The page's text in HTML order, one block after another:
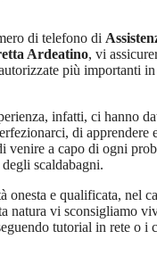
di telefono di
Ardeatino, vi
più importanti in
infatti, ci hanno
di apprendere
venire a capo di ogni
scaldabagni.
onesta e qualificata, nel
natura vi sconsigliamo
tutorial in rete o i